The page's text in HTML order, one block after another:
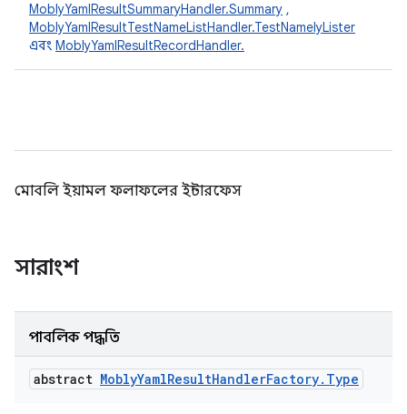
MoblyYamlResultSummaryHandler.Summary ,
MoblyYamlResultTestNameListHandler.TestNamelyLister
এবং MoblyYamlResultRecordHandler.
মোবলি ইয়ামল ফলাফলের ইন্টারফেস
সারাংশ
পাবলিক পদ্ধতি
abstract MoblyYamlResultHandlerFactory. Type